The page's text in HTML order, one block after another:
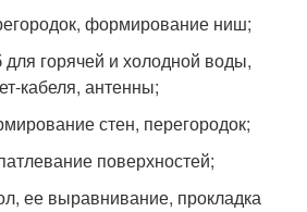
формирование ниш;
горячей и холодной воды,
кабеля, антенны;
стен, перегородок;
поверхностей;
ее выравнивание, прокладка